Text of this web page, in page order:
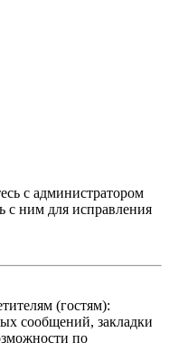
с администратором
с ним для исправления
(гостям):
сообщений, закладки
по